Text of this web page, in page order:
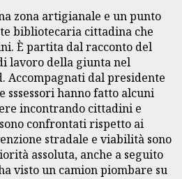
zona artigianale e un punto
bibliotecaria cittadina che
È partita dal racconto del
lavoro della giunta nel
Accompagnati dal presidente
sssessori hanno fatto alcuni
incontrando cittadini e
confrontati rispetto ai
stradale e viabilità sono
assoluta, anche a seguito
visto un camion piombare su